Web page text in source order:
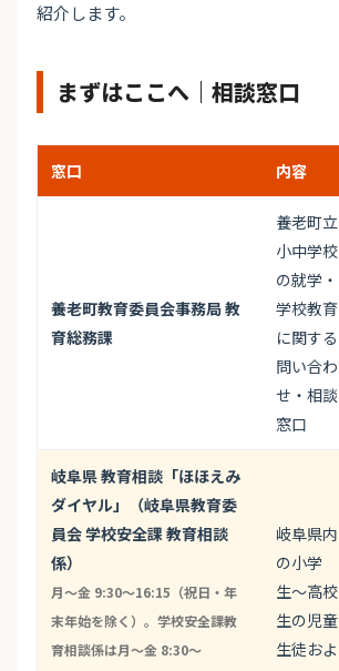
紹介します。
まずはここへ｜相談窓口
窓口 内容
養老町教育委員会事務局 教
育総務課
養老町立
小中学校
の就学・
学校教育
に関する
問い合わ
せ・相談
窓口
岐阜県 教育相談「ほほえみ
ダイヤル」（岐阜県教育委
員会 学校安全課 教育相談
係）
月〜金 9:30〜16:15（祝日・年
末年始を除く）。学校安全課教
育相談係は月〜金 8:30〜
岐阜県内
の小学
生〜高校
生の児童
生徒およ